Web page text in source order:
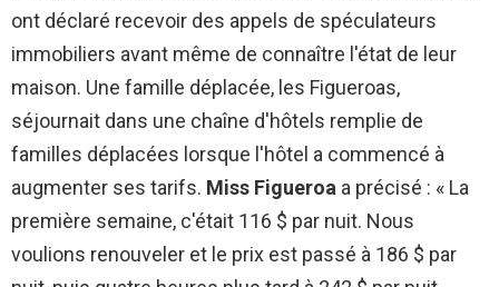
ont déclaré recevoir des appels de spéculateurs
immobiliers avant même de connaître l'état de leur
maison. Une famille déplacée, les Figueroas,
séjournait dans une chaîne d'hôtels remplie de
familles déplacées lorsque l'hôtel a commencé à
augmenter ses tarifs. Miss Figueroa a précisé : « La
première semaine, c'était 116 $ par nuit. Nous
voulions renouveler et le prix est passé à 186 $ par